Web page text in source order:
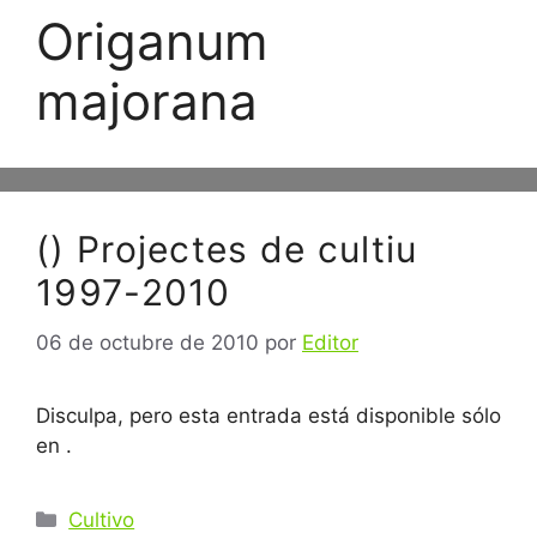
Origanum
majorana
() Projectes de cultiu
1997-2010
06 de octubre de 2010 por Editor
Disculpa, pero esta entrada está disponible sólo
en .
Categorías
Cultivo